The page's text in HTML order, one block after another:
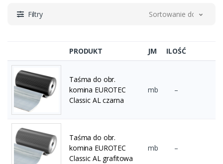
Filtry Sortowanie domyślne
PRODUKT JM ILOŚĆ
Taśma do obr.
komina EUROTEC
Classic AL czarna
mb –
Taśma do obr.
komina EUROTEC
Classic AL grafitowa
mb –